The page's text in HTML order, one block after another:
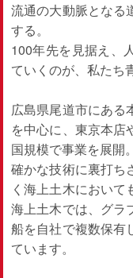
流通の大動脈となる
する。
100年先を見据え、
ていくのが、私たち
広島県尾道市にある
を中心に、東京本店
国規模で事業を展開。
確かな技術に裏打ち
く海上土木におい
海上土木では、グラ
船を自社で複数保有
ています。